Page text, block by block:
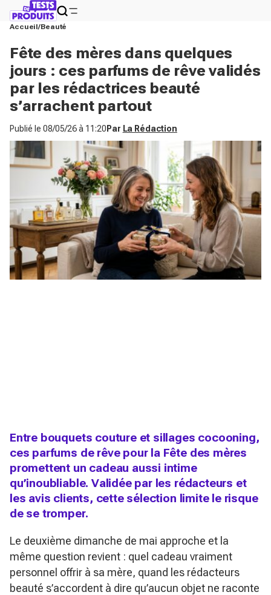
Accueil Beauté
Fête des mères dans quelques
jours : ces parfums de rêve validés
par les rédactrices beauté
s’arrachent partout
Publié le 08/05/26 à 11:20 Par La Rédaction
Entre bouquets couture et sillages cocooning,
ces parfums de rêve pour la Fête des mères
promettent un cadeau aussi intime
qu’inoubliable. Validée par les rédacteurs et
les avis clients, cette sélection limite le risque
de se tromper.
Le deuxième dimanche de mai approche et la
même question revient : quel cadeau vraiment
personnel offrir à sa mère, quand les rédacteurs
beauté s’accordent à dire qu’aucun objet ne raconte